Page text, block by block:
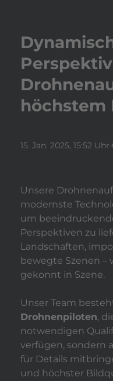
höchstem
15. Jan. 2025, 15:52 Uhr
Unsere
modernste
um
Perspektiven zu
Landschaften,
bewegte Szenen –
gekonnt in Szene.
Unser Team
Drohnenpiloten,
notwendigen
verfügen, sondern
für Details
und höchster